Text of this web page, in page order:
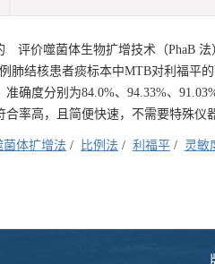
评价噬菌体生物扩增技术（PhaB
肺结核患者痰标本中MTB对利福
准确度分别为84.0%、94.33%、
合率高，且简便快速，不需要特殊仪
体扩增法 / 比例法 / 利福平 / 灵敏